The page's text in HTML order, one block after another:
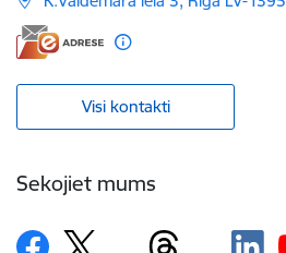
Visi kontakti
Sekojiet mums